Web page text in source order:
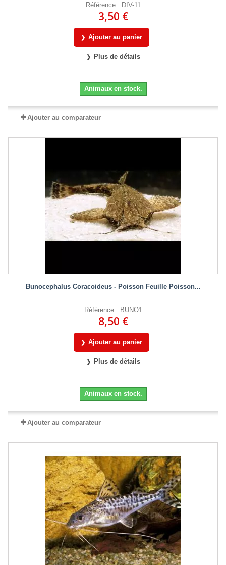
Référence : DIV-11
3,50 €
Ajouter au panier
Plus de détails
Animaux en stock.
Ajouter au comparateur
Bunocephalus Coracoideus - Poisson Feuille Poisson...
Référence : BUNO1
8,50 €
Ajouter au panier
Plus de détails
Animaux en stock.
Ajouter au comparateur